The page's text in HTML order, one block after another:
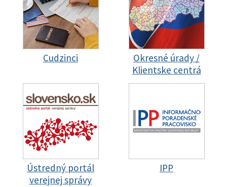
Cudzinci
Okresné úrady /
Klientske centrá
Ústredný portál
verejnej správy
IPP